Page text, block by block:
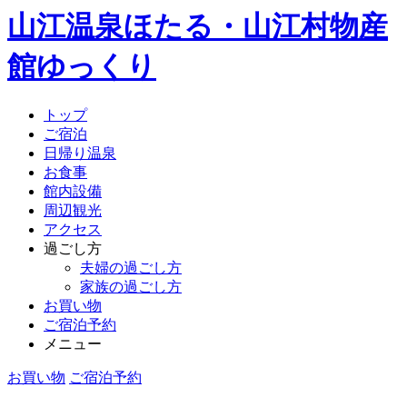
山江温泉ほたる・山江村物産
館ゆっくり
トップ
ご宿泊
日帰り温泉
お食事
館内設備
周辺観光
アクセス
過ごし方
夫婦の過ごし方
家族の過ごし方
お買い物
ご宿泊予約
メニュー
お買い物 ご宿泊予約